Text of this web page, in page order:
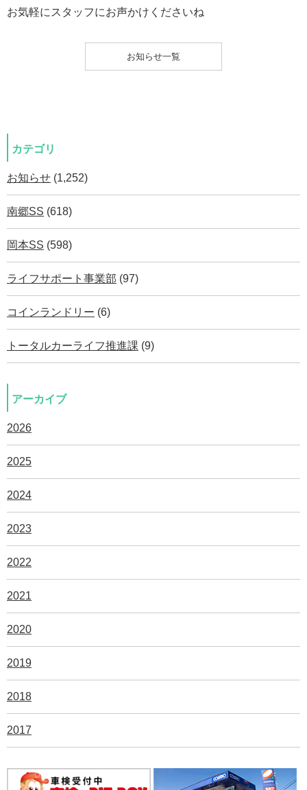
お気軽にスタッフにお声かけくださいね
お知らせ一覧
カテゴリ
お知らせ (1,252)
南郷SS (618)
岡本SS (598)
ライフサポート事業部 (97)
コインランドリー (6)
トータルカーライフ推進課 (9)
アーカイブ
2026
2025
2024
2023
2022
2021
2020
2019
2018
2017